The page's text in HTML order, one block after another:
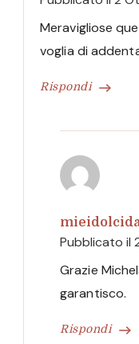
Rispondi
Meravigliose
voglia di
Pubblicato il
Rispondi
Grazie
garantisco.